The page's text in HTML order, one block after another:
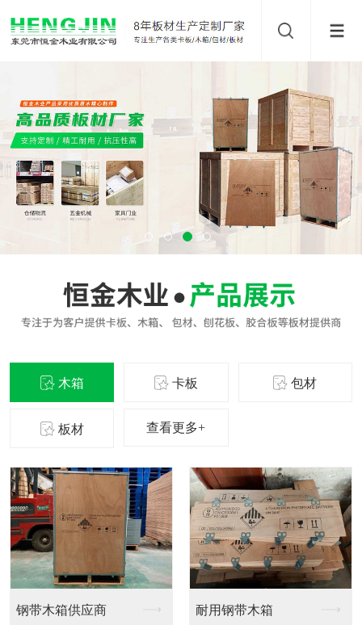
木箱 卡板 包材
板材 查看更多+
钢带木箱供应商 耐用钢带木箱